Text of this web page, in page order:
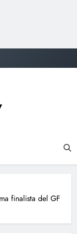
finalista del GF